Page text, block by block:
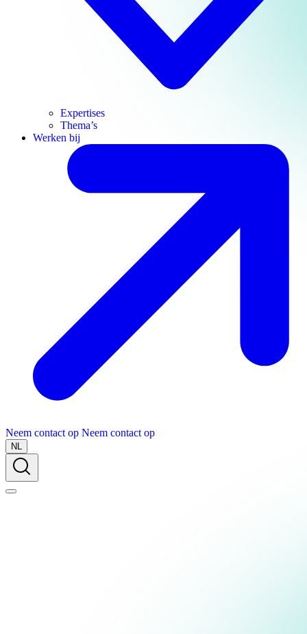
Expertises
Thema’s
Werken bij
Neem contact op Neem contact op
NL